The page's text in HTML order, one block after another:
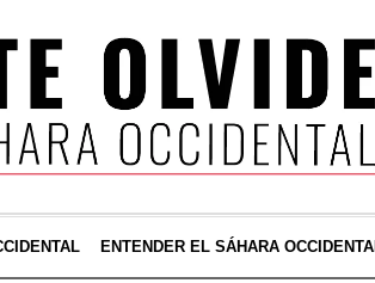
ENTENDER EL SÁHARA